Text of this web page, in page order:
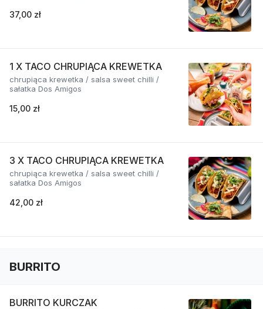
37,00 zł
1 X TACO CHRUPIĄCA KREWETKA
chrupiąca krewetka / salsa sweet chilli /
sałatka Dos Amigos
15,00 zł
3 X TACO CHRUPIĄCA KREWETKA
chrupiąca krewetka / salsa sweet chilli /
sałatka Dos Amigos
42,00 zł
BURRITO
BURRITO KURCZAK